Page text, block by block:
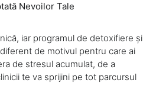
Nevoilor Tale
iar programul de detoxifiere și
de motivul pentru care ai
de stresul acumulat, de a
te va sprijini pe tot parcursul